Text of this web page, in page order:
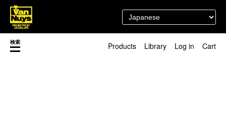
検索 Products Library Log in Cart